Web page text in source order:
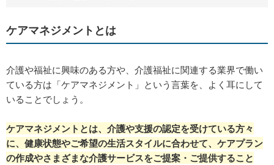
ケアマネジメントとは
介護や福祉に興味のある方や、介護福祉に関連する業界で働い
ている方は「ケアマネジメント」という言葉を、よく耳にして
いることでしょう。
ケアマネジメントとは、介護や支援の認定を受けている方々
に、健康状態やご希望の生活スタイルに合わせて、ケアプラン
の作成やさまざまな介護サービスをご提案・ご提供すること